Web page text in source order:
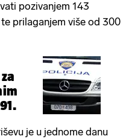
pozivanjem 143
prilaganjem više od 300
je u jednome danu